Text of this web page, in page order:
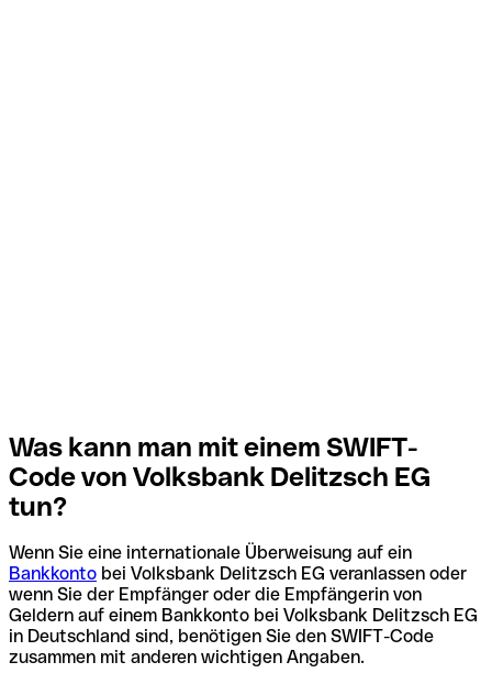
Was kann man mit einem SWIFT-
Code von Volksbank Delitzsch EG
tun?
Wenn Sie eine internationale Überweisung auf ein
Bankkonto bei Volksbank Delitzsch EG veranlassen oder
wenn Sie der Empfänger oder die Empfängerin von
Geldern auf einem Bankkonto bei Volksbank Delitzsch EG
in Deutschland sind, benötigen Sie den SWIFT-Code
zusammen mit anderen wichtigen Angaben.